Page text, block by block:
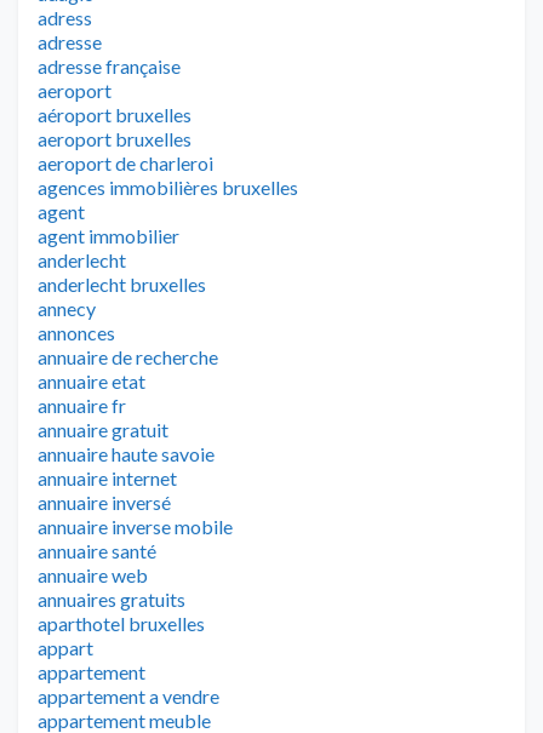
adress
adresse
adresse française
aeroport
aéroport bruxelles
aeroport bruxelles
aeroport de charleroi
agences immobilières bruxelles
agent
agent immobilier
anderlecht
anderlecht bruxelles
annecy
annonces
annuaire de recherche
annuaire etat
annuaire fr
annuaire gratuit
annuaire haute savoie
annuaire internet
annuaire inversé
annuaire inverse mobile
annuaire santé
annuaire web
annuaires gratuits
aparthotel bruxelles
appart
appartement
appartement a vendre
appartement meuble